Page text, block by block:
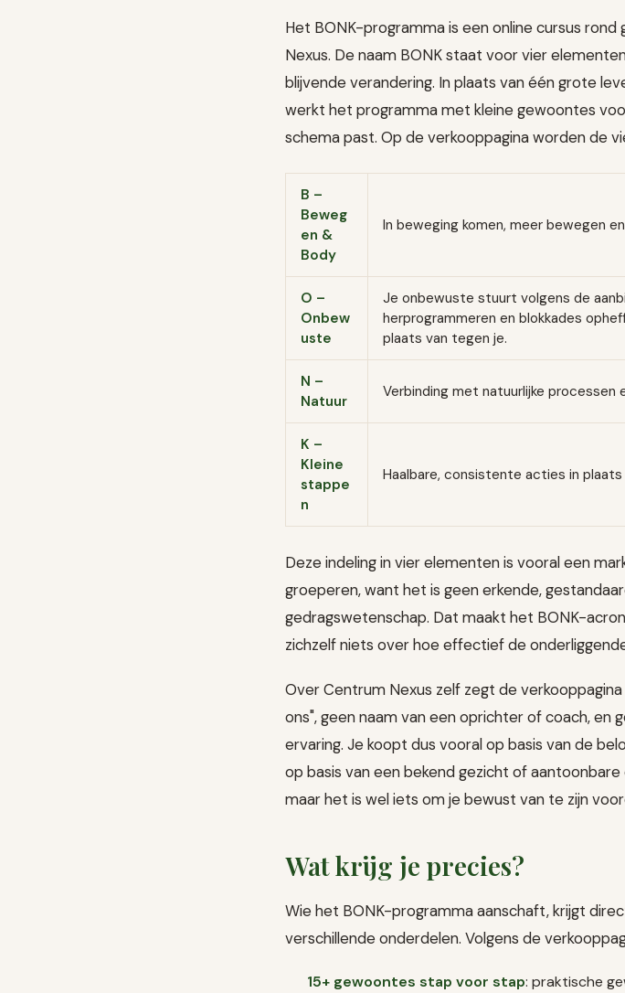
Het BONK-programma is een online cursus
Nexus. De naam BONK staat voor vier
blijvende verandering. In plaats van één grote
werkt het programma met kleine gewoontes
schema past. Op de verkooppagina worden de
B –
Beweg
en &
Body
In beweging komen, meer bewegen
O –
Onbew
uste
Je onbewuste stuurt volgens de
herprogrammeren en blokkades
plaats van tegen je.
N –
Natuur
Verbinding met natuurlijke processen
K –
Kleine
stappe
n
Haalbare, consistente acties in
Deze indeling in vier elementen is vooral een
groeperen, want het is geen erkende,
gedragswetenschap. Dat maakt het BONK-
zichzelf niets over hoe effectief de
Over Centrum Nexus zelf zegt de
ons", geen naam van een oprichter of coach, en
ervaring. Je koopt dus vooral op basis van de
op basis van een bekend gezicht of
maar het is wel iets om je bewust van te zijn
Wat krijg je precies?
Wie het BONK-programma aanschaft, krijgt
verschillende onderdelen. Volgens de
15+ gewoontes stap voor stap: praktische